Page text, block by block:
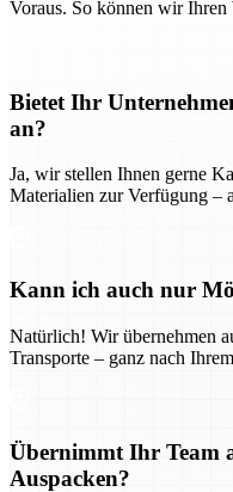
Voraus. So können wir
Bietet Ihr
an?
Ja, wir stellen Ihnen gerne
Materialien zur Verfügung –
Kann ich auch nur
Natürlich! Wir übernehmen
Transporte – ganz nach
Übernimmt Ihr Team
Auspacken?